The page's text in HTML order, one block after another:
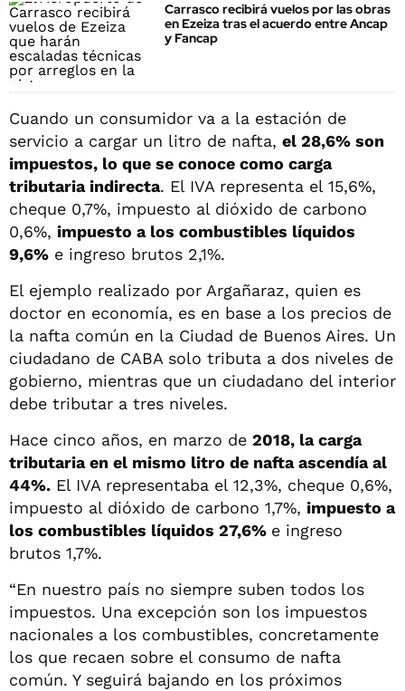
Carrasco recibirá vuelos por las obras
en Ezeiza tras el acuerdo entre Ancap
y Fancap
Cuando un consumidor va a la estación de
servicio a cargar un litro de nafta, el 28,6% son
impuestos, lo que se conoce como carga
tributaria indirecta. El IVA representa el 15,6%,
cheque 0,7%, impuesto al dióxido de carbono
0,6%, impuesto a los combustibles líquidos
9,6% e ingreso brutos 2,1%.
El ejemplo realizado por Argañaraz, quien es
doctor en economía, es en base a los precios de
la nafta común en la Ciudad de Buenos Aires. Un
ciudadano de CABA solo tributa a dos niveles de
gobierno, mientras que un ciudadano del interior
debe tributar a tres niveles.
Hace cinco años, en marzo de 2018, la carga
tributaria en el mismo litro de nafta ascendía al
44%. El IVA representaba el 12,3%, cheque 0,6%,
impuesto al dióxido de carbono 1,7%, impuesto a
los combustibles líquidos 27,6% e ingreso
brutos 1,7%.
“En nuestro país no siempre suben todos los
impuestos. Una excepción son los impuestos
nacionales a los combustibles, concretamente
los que recaen sobre el consumo de nafta
común. Y seguirá bajando en los próximos